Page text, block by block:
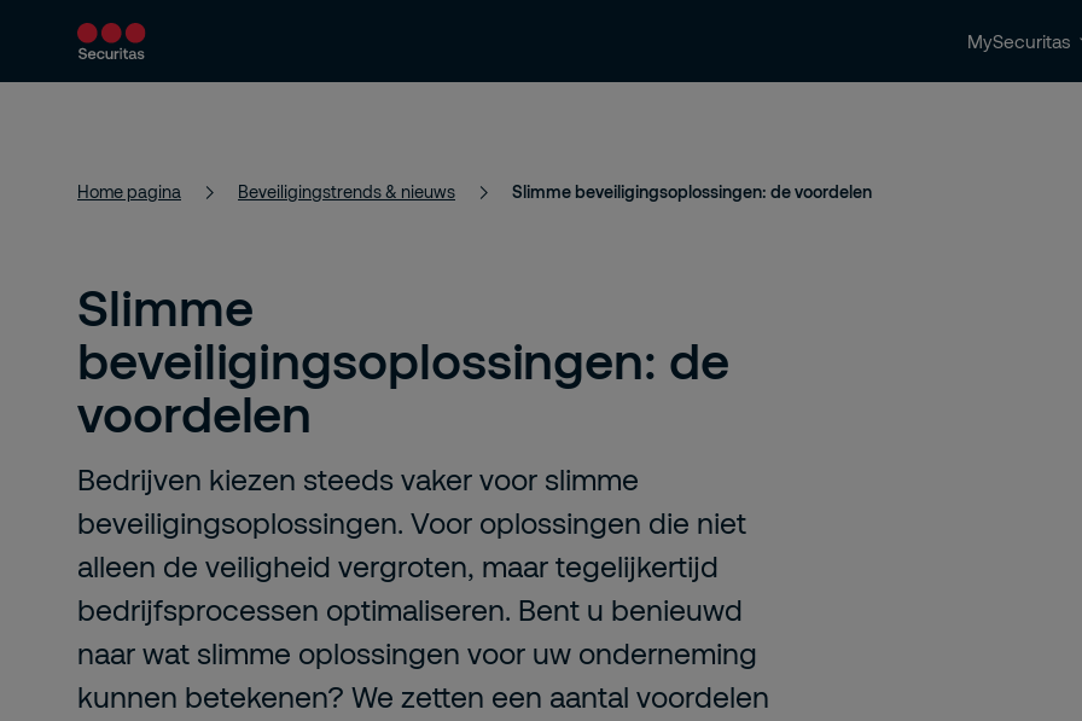
MySecuritas
Producten en diensten Beveiligingsoplossingen Beveiligingstrends & nieuws Contact
Home pagina Beveiligingstrends & nieuws Slimme beveiligingsoplossingen: de voordelen
Slimme
beveiligingsoplossingen: de
voordelen
Bedrijven kiezen steeds vaker voor slimme
beveiligingsoplossingen. Voor oplossingen die niet
alleen de veiligheid vergroten, maar tegelijkertijd
bedrijfsprocessen optimaliseren. Bent u benieuwd
naar wat slimme oplossingen voor uw onderneming
kunnen betekenen? We zetten een aantal voordelen